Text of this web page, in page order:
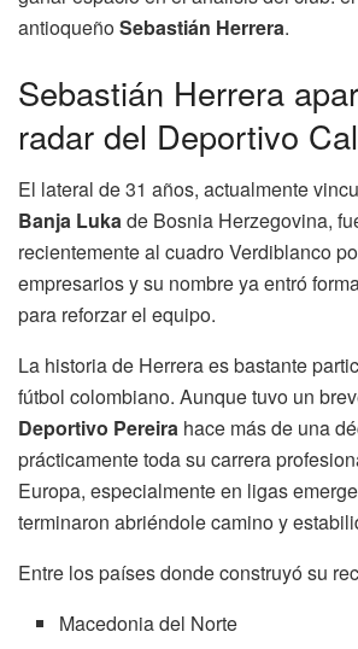
antioqueñoSebastián Herrera.
Sebastián Herrera
radar del Deportivo
El lateral de 31 años, actualmente
Banja Lukade Bosnia Herzegovina,
recientemente al cuadro Verdiblanco
empresarios y su nombre ya entró
para reforzar el equipo.
La historia de Herrera es bastante
fútbol colombiano. Aunque tuvo un
Deportivo Pereira hace más de una
prácticamente toda su carrera
Europa, especialmente en ligas
terminaron abriéndole camino y
Entre los países donde construyó su
Macedonia del Norte